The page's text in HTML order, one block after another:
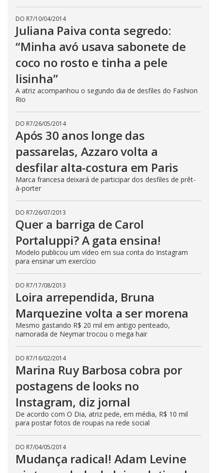
DO R7/10/04/2014
Juliana Paiva conta segredo:
“Minha avó usava sabonete de
coco no rosto e tinha a pele
lisinha”
A atriz acompanhou o segundo dia de desfiles do Fashion
Rio
DO R7/26/05/2014
Após 30 anos longe das
passarelas, Azzaro volta a
desfilar alta-costura em Paris
Marca francesa deixará de participar dos desfiles de prêt-
à-porter
DO R7/26/07/2013
Quer a barriga de Carol
Portaluppi? A gata ensina!
Modelo publicou um vídeo em sua conta do Instagram
para ensinar um exercício
DO R7/17/08/2013
Loira arrependida, Bruna
Marquezine volta a ser morena
Mesmo gastando R$ 20 mil em antigo penteado,
namorada de Neymar trocou o mega hair
DO R7/16/02/2014
Marina Ruy Barbosa cobra por
postagens de looks no
Instagram, diz jornal
De acordo com O Dia, atriz pede, em média, R$ 10 mil
para postar fotos de roupas na rede social
DO R7/04/05/2014
Mudança radical! Adam Levine